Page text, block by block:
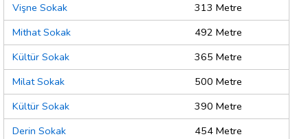
Vişne Sokak
313 Metre
Mithat Sokak
492 Metre
Kültür Sokak
365 Metre
Milat Sokak
500 Metre
Kültür Sokak
390 Metre
Derin Sokak
454 Metre